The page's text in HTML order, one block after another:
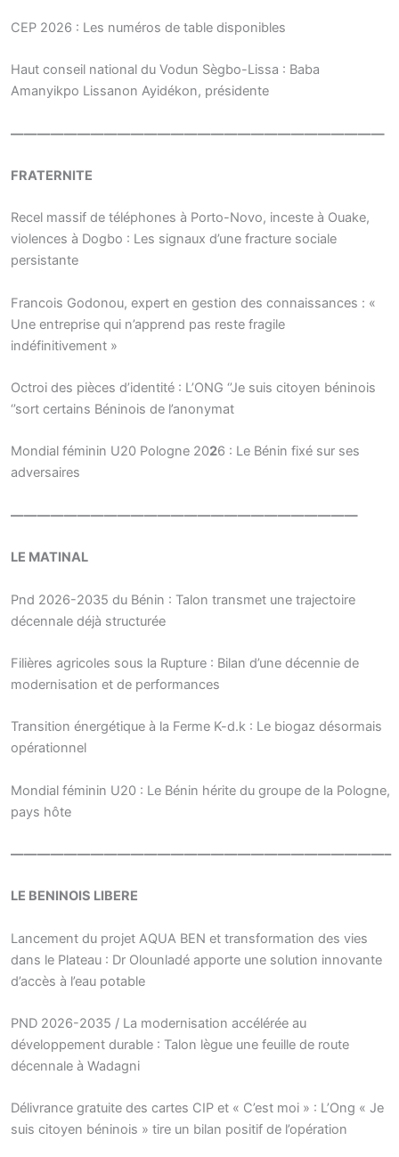
CEP 2026 : Les numéros de table disponibles
Haut conseil national du Vodun Sègbo-Lissa : Baba
Amanyikpo Lissanon Ayidékon, présidente
————————————————————————————
FRATERNITE
Recel massif de téléphones à Porto-Novo, inceste à Ouake,
violences à Dogbo : Les signaux d’une fracture sociale
persistante
Francois Godonou, expert en gestion des connaissances : «
Une entreprise qui n’apprend pas reste fragile
indéfinitivement »
Octroi des pièces d’identité : L’ONG ‘’Je suis citoyen béninois
‘’sort certains Béninois de l’anonymat
Mondial féminin U20 Pologne 2026 : Le Bénin fixé sur ses
adversaires
——————————————————————————
LE MATINAL
Pnd 2026-2035 du Bénin : Talon transmet une trajectoire
décennale déjà structurée
Filières agricoles sous la Rupture : Bilan d’une décennie de
modernisation et de performances
Transition énergétique à la Ferme K-d.k : Le biogaz désormais
opérationnel
Mondial féminin U20 : Le Bénin hérite du groupe de la Pologne,
pays hôte
————————————————————————————–
LE BENINOIS LIBERE
Lancement du projet AQUA BEN et transformation des vies
dans le Plateau : Dr Olounladé apporte une solution innovante
d’accès à l’eau potable
PND 2026-2035 / La modernisation accélérée au
développement durable : Talon lègue une feuille de route
décennale à Wadagni
Délivrance gratuite des cartes CIP et « C’est moi » : L’Ong « Je
suis citoyen béninois » tire un bilan positif de l’opération